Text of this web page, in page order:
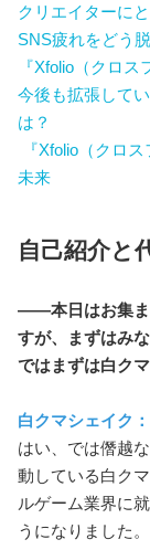
クリエイターに
SNS疲れをどう
『Xfolio（クロ
今後も拡張して
は？
『Xfolio（クロ
未来
自己紹介と
――本日はお集ま
すが、まずはみ
ではまずは白ク
白クマシェイク：
はい、では僭越
動している白ク
ルゲーム業界に
うになりました。